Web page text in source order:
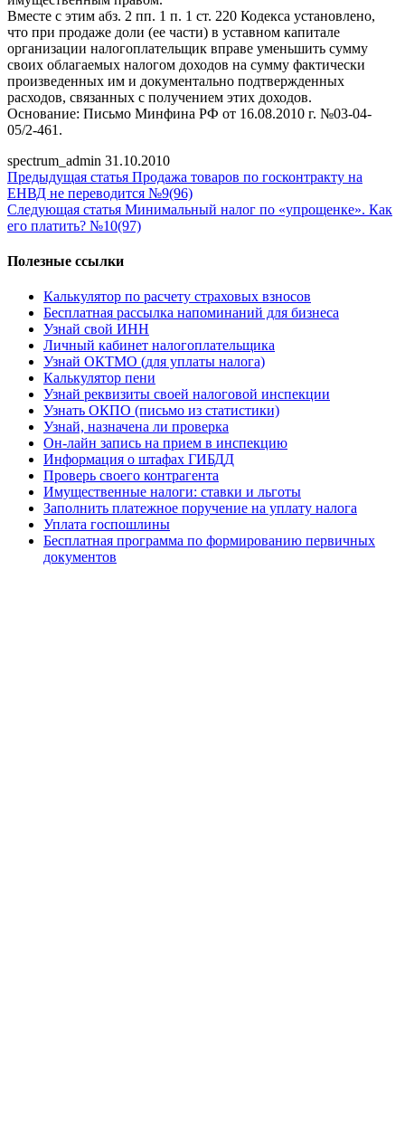
Вместе с этим абз. 2 пп. 1 п. 1 ст. 220 Кодекса установлено,
что при продаже доли (ее части) в уставном капитале
организации налогоплательщик вправе уменьшить сумму
своих облагаемых налогом доходов на сумму фактически
произведенных им и документально подтвержденных
расходов, связанных с получением этих доходов.
Основание: Письмо Минфина РФ от 16.08.2010 г. №03-04-
05/2-461.
spectrum_admin 31.10.2010
Предыдущая статья Продажа товаров по госконтракту на
ЕНВД не переводится №9(96)
Следующая статья Минимальный налог по «упрощенке». Как
его платить? №10(97)
Полезные ссылки
Калькулятор по расчету страховых взносов
Бесплатная рассылка напоминаний для бизнеса
Узнай свой ИНН
Личный кабинет налогоплательщика
Узнай ОКТМО (для уплаты налога)
Калькулятор пени
Узнай реквизиты своей налоговой инспекции
Узнать ОКПО (письмо из статистики)
Узнай, назначена ли проверка
Он-лайн запись на прием в инспекцию
Информация о штафах ГИБДД
Проверь своего контрагента
Имущественные налоги: ставки и льготы
Заполнить платежное поручение на уплату налога
Уплата госпошлины
Бесплатная программа по формированию первичных
документов